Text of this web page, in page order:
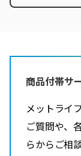
商品付帯サ
メットライ
ご質問や、
らからご相